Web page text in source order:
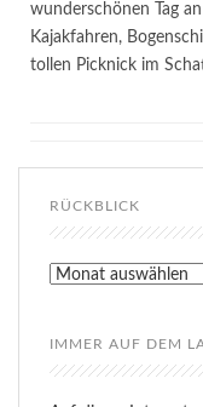
wunderschönen Tag
Kajakfahren,
tollen Picknick im
RÜCKBLICK
Rückblick
IMMER AUF DEM